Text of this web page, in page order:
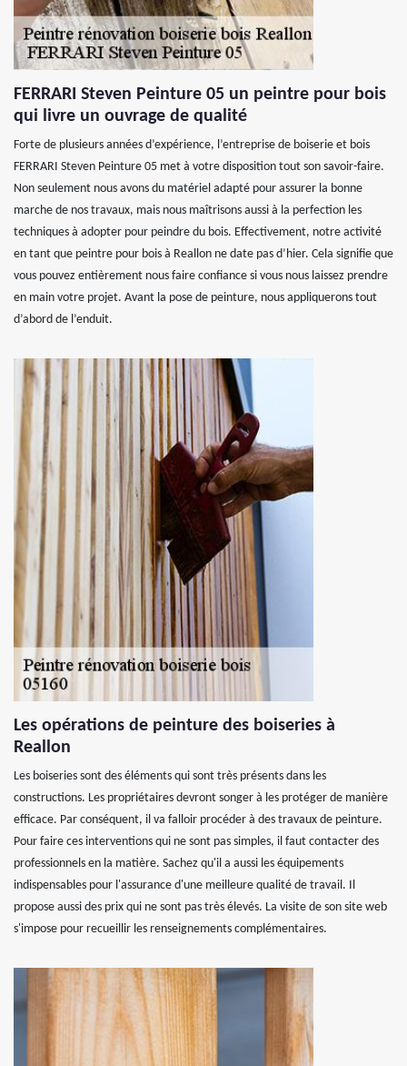
FERRARI Steven Peinture 05 un peintre pour bois
qui livre un ouvrage de qualité
Forte de plusieurs années d’expérience, l’entreprise de boiserie et bois
FERRARI Steven Peinture 05 met à votre disposition tout son savoir-faire.
Non seulement nous avons du matériel adapté pour assurer la bonne
marche de nos travaux, mais nous maîtrisons aussi à la perfection les
techniques à adopter pour peindre du bois. Effectivement, notre activité
en tant que peintre pour bois à Reallon ne date pas d’hier. Cela signifie que
vous pouvez entièrement nous faire confiance si vous nous laissez prendre
en main votre projet. Avant la pose de peinture, nous appliquerons tout
d’abord de l’enduit.
Les opérations de peinture des boiseries à
Reallon
Les boiseries sont des éléments qui sont très présents dans les
constructions. Les propriétaires devront songer à les protéger de manière
efficace. Par conséquent, il va falloir procéder à des travaux de peinture.
Pour faire ces interventions qui ne sont pas simples, il faut contacter des
professionnels en la matière. Sachez qu'il a aussi les équipements
indispensables pour l'assurance d'une meilleure qualité de travail. Il
propose aussi des prix qui ne sont pas très élevés. La visite de son site web
s'impose pour recueillir les renseignements complémentaires.